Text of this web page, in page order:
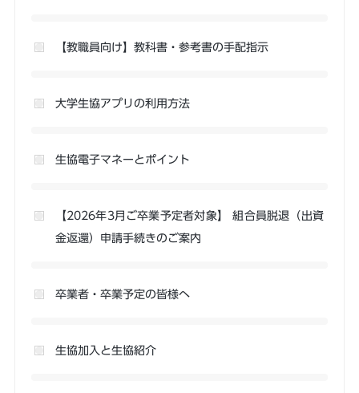
【教職員向け】教科書・参考書の手配指示
大学生協アプリの利用方法
生協電子マネーとポイント
【2026年3月ご卒業予定者対象】 組合員脱退（出資
金返還）申請手続きのご案内
卒業者・卒業予定の皆様へ
生協加入と生協紹介